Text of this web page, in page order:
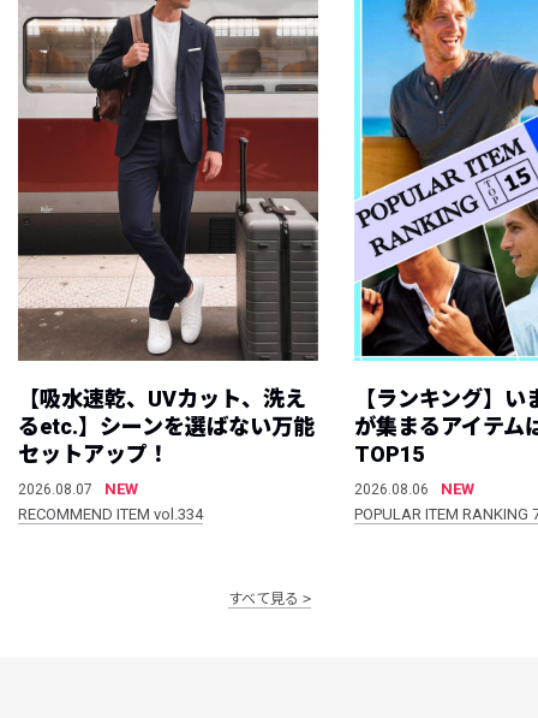
【吸水速乾、UVカット、洗え
るetc.】シーンを選ばない万能
セットアップ！
2026.08.07
NEW
RECOMMEND ITEM vol.334
【ランキング】
が集まるアイテム
TOP15
2026.08.06
NEW
POPULAR ITEM
すべて見る